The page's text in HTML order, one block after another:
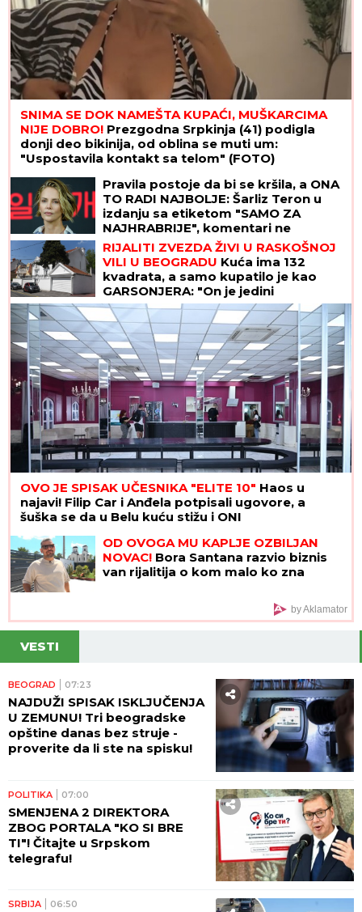
SNIMA SE DOK NAMEŠTA KUPAĆI, MUŠKARCIMA
NIJE DOBRO! Prezgodna Srpkinja (41) podigla
donji deo bikinija, od oblina se muti um:
"Uspostavila kontakt sa telom" (FOTO)
Pravila postoje da bi se kršila, a ONA
TO RADI NAJBOLJE: Šarliz Teron u
izdanju sa etiketom "SAMO ZA
NAJHRABRIJE", komentari ne
prestaju da pljušte
RIJALITI ZVEZDA ŽIVI U RASKOŠNOJ
VILI U BEOGRADU Kuća ima 132
kvadrata, a samo kupatilo je kao
GARSONJERA: "On je jedini
naslednik"
OVO JE SPISAK UČESNIKA "ELITE 10" Haos u
najavi! Filip Car i Anđela potpisali ugovore, a
šuška se da u Belu kuću stižu i ONI
OD OVOGA MU KAPLJE OZBILJAN
NOVAC! Bora Santana razvio biznis
van rijalitija o kom malo ko zna
by Aklamator
VESTI
BEOGRAD 07:23
NAJDUŽI SPISAK ISKLJUČENJA
U ZEMUNU! Tri beogradske
opštine danas bez struje -
proverite da li ste na spisku!
POLITIKA 07:00
SMENJENA 2 DIREKTORA
ZBOG PORTALA "KO SI BRE
TI"! Čitajte u Srpskom
telegrafu!
SRBIJA 06:50